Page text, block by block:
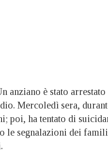
anziano è stato arrestato
Mercoledì sera,
poi, ha tentato di
le segnalazioni dei